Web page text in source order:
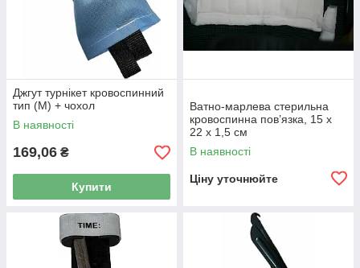
Джгут турнікет кровоспинний
тип (М) + чохол
В наявності
169,06 ₴
Купити
Ватно-марлева стерильна
кровоспинна пов’язка, 15 x
22 x 1,5 см
В наявності
Ціну уточнюйте